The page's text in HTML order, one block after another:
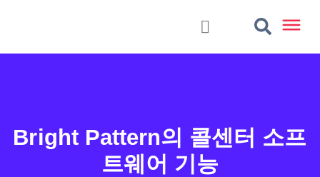
Bright Pattern의 콜센터 소프
트웨어 기능